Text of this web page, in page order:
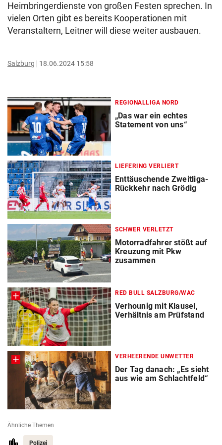
Heimbringerdienste von großen Festen sprechen. In
vielen Orten gibt es bereits Kooperationen mit
Veranstaltern, Leitner will diese weiter ausbauen.
Salzburg 18.06.2024 15:58
REGIONALLIGA NORD
„Das war ein echtes
Statement von uns“
LIEFERING VERLIERT
Enttäuschende Zweitliga-
Rückkehr nach Grödig
SCHWER VERLETZT
Motorradfahrer stößt auf
Kreuzung mit Pkw
zusammen
RED BULL SALZBURG/WAC
Verhounig mit Klausel,
Verhältnis am Prüfstand
VERHEERENDE UNWETTER
Der Tag danach: „Es sieht
aus wie am Schlachtfeld“
Ähnliche Themen
Polizei